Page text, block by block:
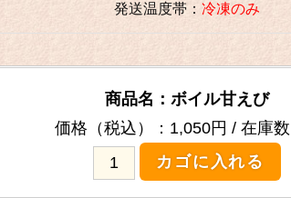
発送温度帯： 冷凍のみ
商品名：ボイル甘えび
在庫